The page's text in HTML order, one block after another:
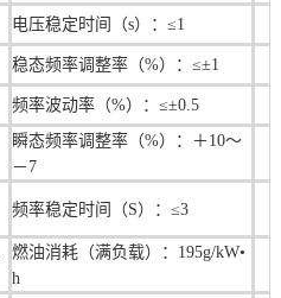
电压稳定时间（s）：≤1
稳态频率调整率（%）：≤±1
频率波动率（%）：≤±0.5
瞬态频率调整率（%）：＋10～
－7
频率稳定时间（S）：≤3
燃油消耗（满负载）：195g/kW•
h